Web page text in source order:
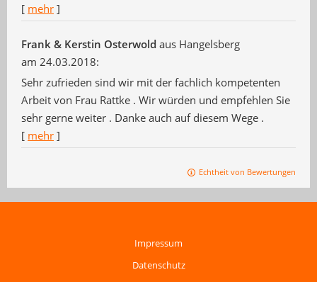
[ mehr ]
Frank & Kerstin Osterwold aus Hangelsberg
am 24.03.2018:
Sehr zufrieden sind wir mit der fachlich kompetenten
Arbeit von Frau Rattke . Wir würden und empfehlen Sie
sehr gerne weiter . Danke auch auf diesem Wege .
[ mehr ]
Echtheit von Bewertungen
Impressum
Datenschutz